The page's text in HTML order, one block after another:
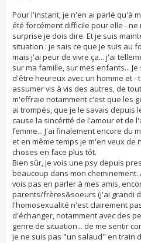
Pour l'instant, je n'en ai parlé qu'à
été forcément difficile pour elle - ne
surprise je dois dire. Et je suis
situation : je sais ce que je suis au
mais j'ai peur de vivre ça... j'ai
sur ma famille, sur mes enfants...
d'être heureux avec un homme et -
assumer vis à vis des autres, de
m'effraie notamment c'est que les
ai trompés, que je le savais depuis
cause la sincérité de l'amour et de
femme... J'ai finalement encore du
et en même temps je m'en veux de
choses en face plus tôt.
Bien sûr, je vois une psy depuis
beaucoup dans mon cheminement.
vois pas en parler à mes amis,
parents/frères&soeurs (j'ai grandi
l'homosexualité n'est clairement
d'échanger, notamment avec des
genre de situation... de me sentir
je ne suis pas "un salaud" en train